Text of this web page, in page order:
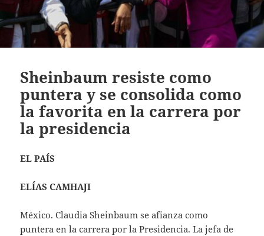
Sheinbaum resiste como
puntera y se consolida como
la favorita en la carrera por
la presidencia
EL PAÍS
ELÍAS CAMHAJI
México. Claudia Sheinbaum se afianza como
puntera en la carrera por la Presidencia. La jefa de